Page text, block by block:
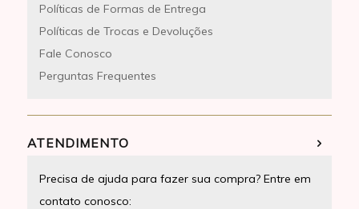
Políticas de Formas de Entrega
Políticas de Trocas e Devoluções
Fale Conosco
Perguntas Frequentes
ATENDIMENTO
Precisa de ajuda para fazer sua compra? Entre em
contato conosco: